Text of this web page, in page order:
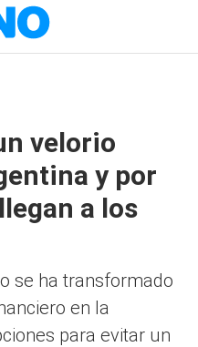
velorio
y por
a los
se ha transformado
en la
para evitar un